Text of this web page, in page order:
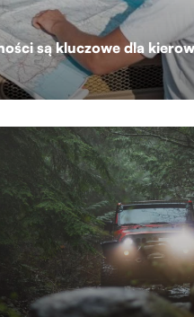
są kluczowe dla